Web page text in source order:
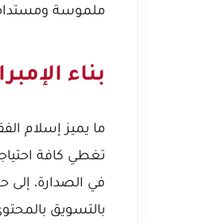
ملموسة
بناء
ما يميز إسلام